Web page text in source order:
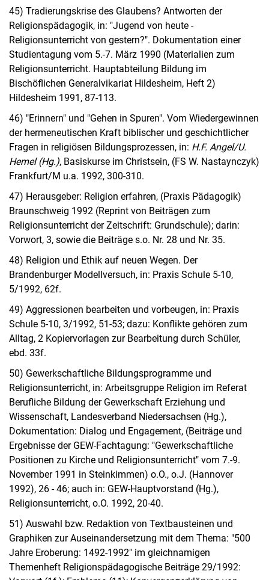
45) Tradierungskrise des Glaubens? Antworten der
Religionspädagogik, in: "Jugend von heute -
Religionsunterricht von gestern?". Dokumentation einer
Studientagung vom 5.-7. März 1990 (Materialien zum
Religionsunterricht. Hauptabteilung Bildung im
Bischöflichen Generalvikariat Hildesheim, Heft 2)
Hildesheim 1991, 87-113.
46) "Erinnern" und "Gehen in Spuren". Vom Wiedergewinnen
der hermeneutischen Kraft biblischer und geschichtlicher
Fragen in religiösen Bildungsprozessen, in: H.F. Angel/U.
Hemel (Hg.), Basiskurse im Christsein, (FS W. Nastaynczyk)
Frankfurt/M u.a. 1992, 300-310.
47) Herausgeber: Religion erfahren, (Praxis Pädagogik)
Braunschweig 1992 (Reprint von Beiträgen zum
Religionsunterricht der Zeitschrift: Grundschule); darin:
Vorwort, 3, sowie die Beiträge s.o. Nr. 28 und Nr. 35.
48) Religion und Ethik auf neuen Wegen. Der
Brandenburger Modellversuch, in: Praxis Schule 5-10,
5/1992, 62f.
49) Aggressionen bearbeiten und vorbeugen, in: Praxis
Schule 5-10, 3/1992, 51-53; dazu: Konflikte gehören zum
Alltag, 2 Kopiervorlagen zur Bearbeitung durch Schüler,
ebd. 33f.
50) Gewerkschaftliche Bildungsprogramme und
Religionsunterricht, in: Arbeitsgruppe Religion im Referat
Berufliche Bildung der Gewerkschaft Erziehung und
Wissenschaft, Landesverband Niedersachsen (Hg.),
Dokumentation: Dialog und Engagement, (Beiträge und
Ergebnisse der GEW-Fachtagung: "Gewerkschaftliche
Positionen zu Kirche und Religionsunterricht" vom 7.-9.
November 1991 in Steinkimmen) o.O., o.J. (Hannover
1992), 26 - 46; auch in: GEW-Hauptvorstand (Hg.),
Religionsunterricht, o.O. 1992, 20-40.
51) Auswahl bzw. Redaktion von Textbausteinen und
Graphiken zur Auseinandersetzung mit dem Thema: "500
Jahre Eroberung: 1492-1992" im gleichnamigen
Themenheft Religionspädagogische Beiträge 29/1992: